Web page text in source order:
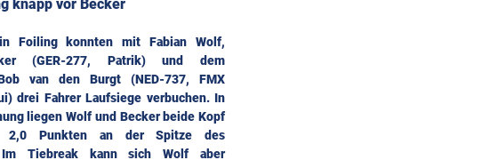
knapp vor Becker
Foiling konnten mit Fabian Wolf,
(GER-277, Patrik) und dem
van den Burgt (NED-737, FMX
drei Fahrer Laufsiege verbuchen. In
liegen Wolf und Becker beide Kopf
Punkten an der Spitze des
Im Tiebreak kann sich Wolf aber